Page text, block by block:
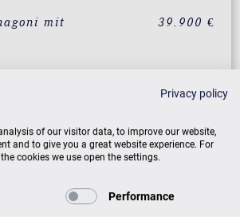
mit
39.900 €
FÜR C. BECHSTEIN
6 STYLE
Privacy policy
of our visitor data, to improve our website,
and to give you a great website experience. For
cookies we use open the settings.
Performance